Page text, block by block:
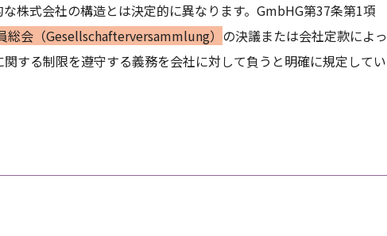
株式会社の構造とは決定的に異なります。GmbHG第37条第1項
総会（Gesellschafterversammlung） の決議または会社定款によっ
する制限を遵守する義務を会社に対して負うと明確に規定してい